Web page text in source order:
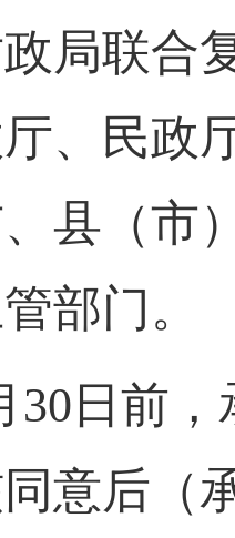
局联合
、民政
县（市
部门。
30日前
意后（